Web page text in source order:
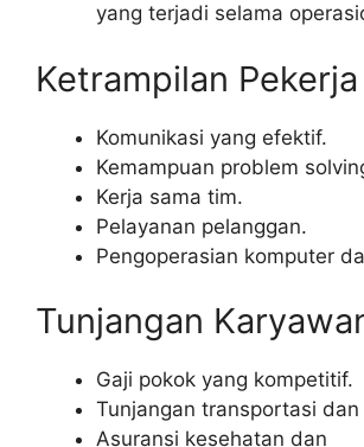
yang terjadi selama
Ketrampilan Pekerja
Komunikasi yang efektif.
Kemampuan problem
Kerja sama tim.
Pelayanan pelanggan.
Pengoperasian komputer
Tunjangan
Gaji pokok yang kompetitif.
Tunjangan transportasi dan
Asuransi kesehatan dan